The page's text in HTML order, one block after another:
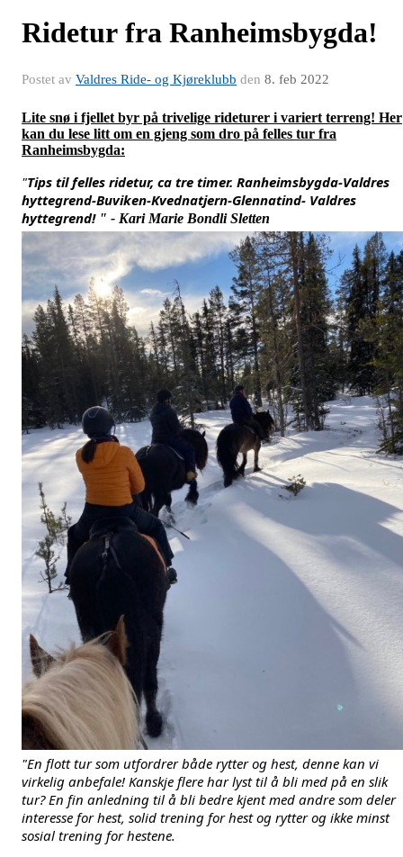
Ridetur fra Ranheimsbygda!
Postet av Valdres Ride- og Kjøreklubb den 8. feb 2022
Lite snø i fjellet byr på trivelige rideturer i variert terreng! Her
kan du lese litt om en gjeng som dro på felles tur fra
Ranheimsbygda:
"Tips til felles ridetur, ca tre timer. Ranheimsbygda-Valdres
hyttegrend-Buviken-Kvednatjern-Glennatind- Valdres
hyttegrend! " - Kari Marie Bondli Sletten
"En flott tur som utfordrer både rytter og hest, denne kan vi
virkelig anbefale! Kanskje flere har lyst til å bli med på en slik
tur? En fin anledning til å bli bedre kjent med andre som deler
interesse for hest, solid trening for hest og rytter og ikke minst
sosial trening for hestene.